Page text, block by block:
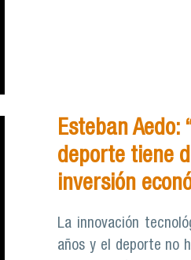
Esteban Aedo:
deporte tiene
inversión
La innovación
años y el deporte no